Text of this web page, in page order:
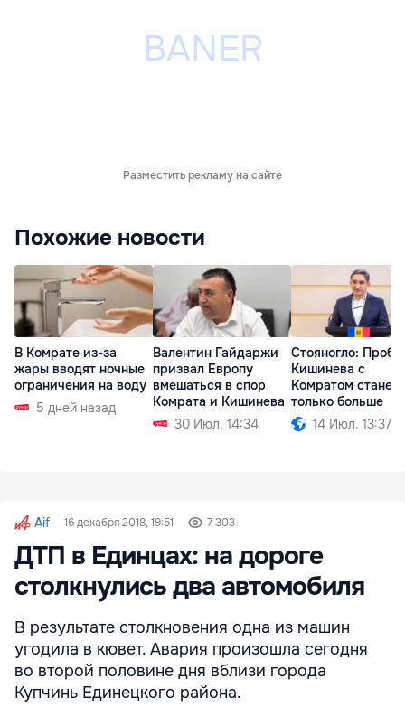
Разместить рекламу на сайте
Похожие новости
В Комрате из-за
жары вводят ночные
ограничения на воду
5 дней назад
Валентин Гайдаржи
призвал Европу
вмешаться в спор
Комрата и Кишинева
30 Июл. 14:34
Стояногло:
Кишинева с
Комратом станет
только больше
14 Июл. 13:37
Aif 16 декабря 2018, 19:51 7 303
ДТП в Единцах: на дороге
столкнулись два автомобиля
В результате столкновения одна из машин
угодила в кювет. Авария произошла сегодня
во второй половине дня вблизи города
Купчинь Единецкого района.